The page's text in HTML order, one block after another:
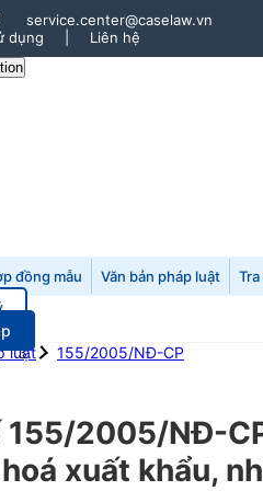
service.center@caselaw.vn
dụng
Liên hệ
đồng mẫu Văn bản pháp luật
luật 155/2005/NĐ-CP
2005/NĐ-
xuất khẩu,